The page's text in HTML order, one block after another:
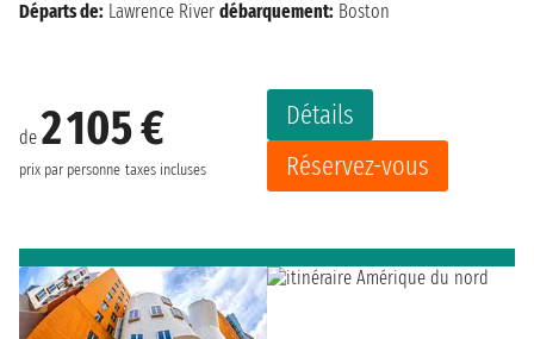
de 2 105 €
prix par personne taxes incluses
Détails
Réservez-vous
Départs de: Lawrence River débarquement: Boston